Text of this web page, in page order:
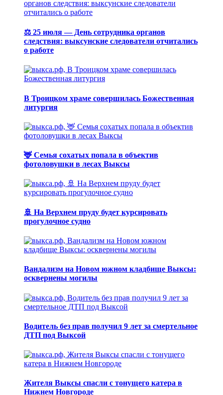
⚖️ 25 июля — День сотрудника органов
следствия: выксунские следователи отчитались
о работе
В Троицком храме совершилась Божественная
литургия
🦌 Семья сохатых попала в объектив
фотоловушки в лесах Выксы
🚢 На Верхнем пруду будет курсировать
прогулочное судно
Вандализм на Новом южном кладбище Выксы:
осквернены могилы
Водитель без прав получил 9 лет за смертельное
ДТП под Выксой
Жителя Выксы спасли с тонущего катера в
Нижнем Новгороде